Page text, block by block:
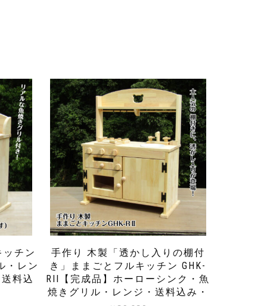
チン
・レン
料込
手作り 木製「透かし入りの棚付
き」ままごとフルキッチン GHK-
RII【完成品】ホーローシンク・魚
焼きグリル・レンジ・送料込み・